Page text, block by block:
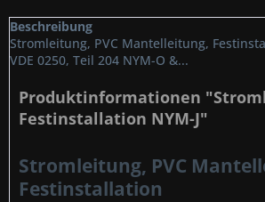
Beschreibung
Stromleitung, PVC Mantelleitung,
VDE 0250, Teil 204 NYM-O &...
Produktinformationen
Festinstallation NYM-J"
Stromleitung, PVC
Festinstallation